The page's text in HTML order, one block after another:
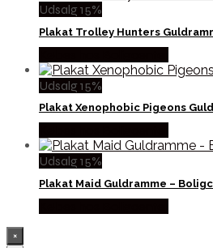
Udsalg 15%
Plakat Trolley Hunters
Udsalg 15%
Plakat Xenophobic Pigeons
Udsalg 15%
Plakat Maid Guldramme –
×